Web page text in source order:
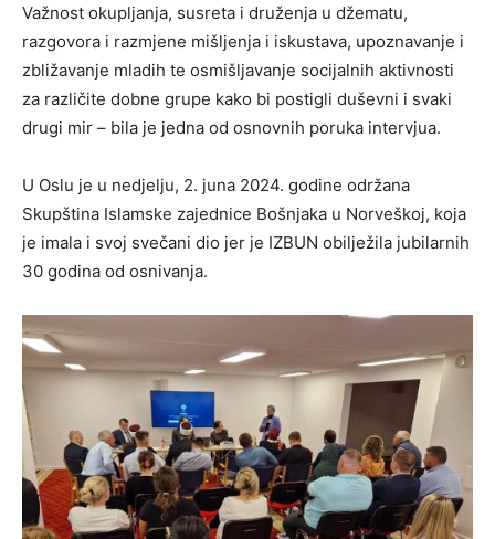
Važnost okupljanja, susreta i druženja u džematu,
razgovora i razmjene mišljenja i iskustava, upoznavanje i
zbližavanje mladih te osmišljavanje socijalnih aktivnosti
za različite dobne grupe kako bi postigli duševni i svaki
drugi mir – bila je jedna od osnovnih poruka intervjua.
U Oslu je u nedjelju, 2. juna 2024. godine održana
Skupština Islamske zajednice Bošnjaka u Norveškoj, koja
je imala i svoj svečani dio jer je IZBUN obilježila jubilarnih
30 godina od osnivanja.